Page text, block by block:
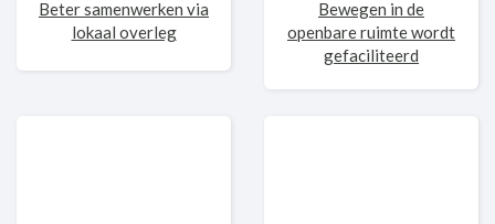
Beter samenwerken via
lokaal overleg
Bewegen in de
openbare ruimte wordt
gefaciliteerd